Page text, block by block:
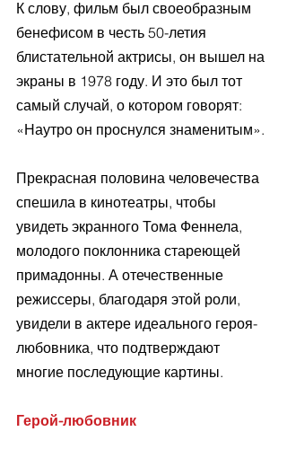
К слову, фильм был своеобразным
бенефисом в честь 50-летия
блистательной актрисы, он вышел на
экраны в 1978 году. И это был тот
самый случай, о котором говорят:
«Наутро он проснулся знаменитым».
Прекрасная половина человечества
спешила в кинотеатры, чтобы
увидеть экранного Тома Феннела,
молодого поклонника стареющей
примадонны. А отечественные
режиссеры, благодаря этой роли,
увидели в актере идеального героя-
любовника, что подтверждают
многие последующие картины.
Герой-любовник